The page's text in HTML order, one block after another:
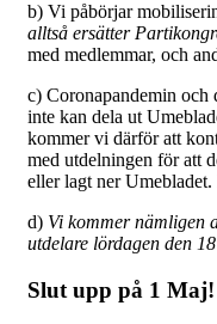
b) Vi påbörjar
alltså ersätter
med medlemmar, och
c) Coronapandemin och
inte kan dela ut
kommer vi därför att
med utdelningen för att
eller lagt ner
d) Vi kommer nämligen
utdelare lördagen den
Slut upp på 1 Maj!